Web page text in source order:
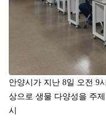
안양시가 지난 8일 오전 9
상으로 생물 다양성을 주
시